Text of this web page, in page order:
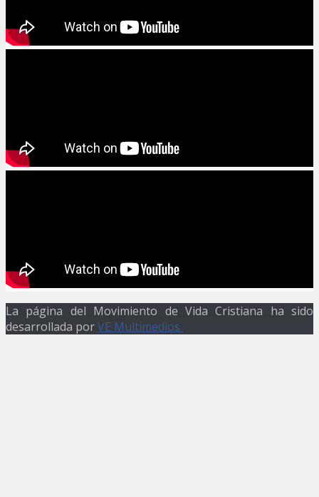
La página del Movimiento de Vida Cristiana ha sido
desarrollada porVE Multimedios